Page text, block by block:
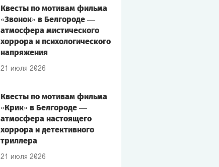
Квесты по мотивам фильма
«Звонок» в Белгороде —
атмосфера мистического
хоррора и психологического
напряжения
21 июля 2026
Квесты по мотивам фильма
«Крик» в Белгороде —
атмосфера настоящего
хоррора и детективного
триллера
21 июля 2026